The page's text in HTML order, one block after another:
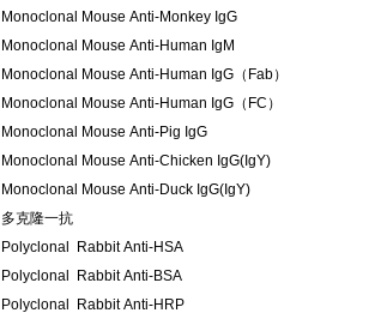
Monoclonal Mouse Anti-Monkey IgG
Monoclonal Mouse Anti-Human IgM
Monoclonal Mouse Anti-Human IgG（Fab）
Monoclonal Mouse Anti-Human IgG（FC）
Monoclonal Mouse Anti-Pig IgG
Monoclonal Mouse Anti-Chicken IgG(IgY)
Monoclonal Mouse Anti-Duck IgG(IgY)
多克隆一抗
Polyclonal Rabbit Anti-HSA
Polyclonal Rabbit Anti-BSA
Polyclonal Rabbit Anti-HRP